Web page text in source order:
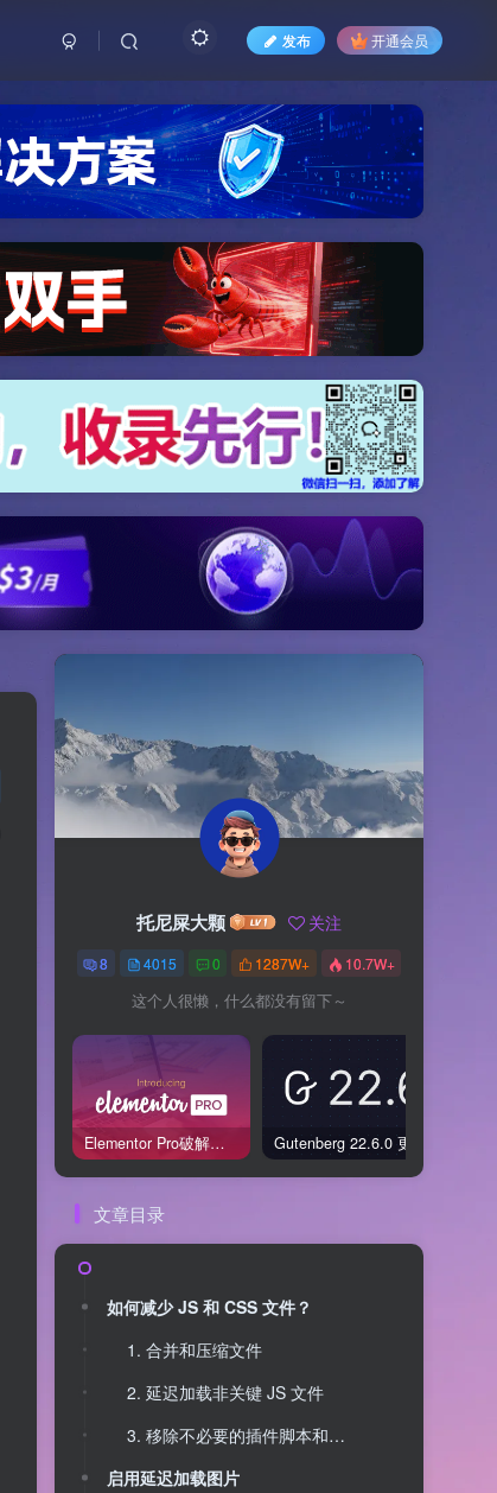
发布 开通会员
托尼屎大颗 关注
8 4015 0 1287W+ 10.7W+
这个人很懒，什么都没有留下～
Elementor Pro破解版还能用吗？2026年常见风险与后果盘点
文章目录
如何减少 JS 和 CSS 文件？
1. 合并和压缩文件
2. 延迟加载非关键 JS 文件
3. 移除不必要的插件脚本和样式
启用延迟加载图片